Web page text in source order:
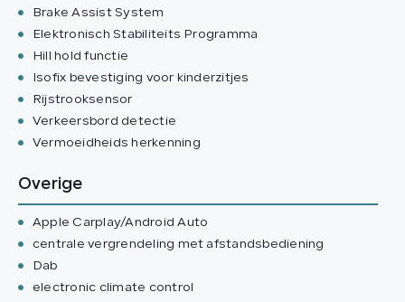
Brake Assist System
Elektronisch Stabiliteits Programma
Hill hold functie
Isofix bevestiging voor kinderzitjes
Rijstrooksensor
Verkeersbord detectie
Vermoeidheids herkenning
Overige
Apple Carplay/Android Auto
centrale vergrendeling met afstandsbediening
Dab
electronic climate control